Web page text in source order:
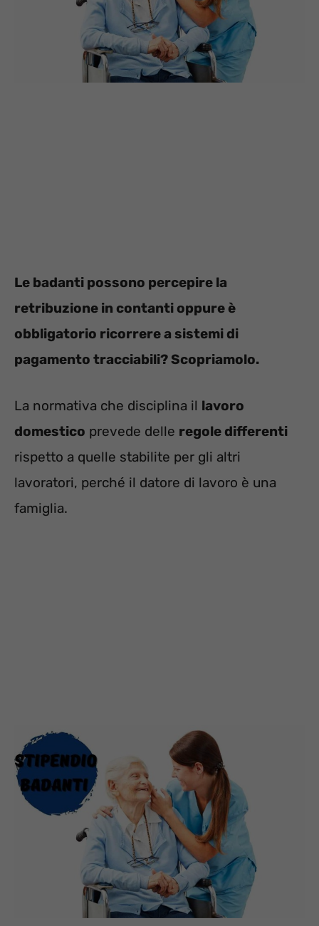
Le badanti possono percepire la
retribuzione in contanti oppure è
obbligatorio ricorrere a sistemi di
pagamento tracciabili? Scopriamolo.
La normativa che disciplina il lavoro
domestico prevede delle regole differenti
rispetto a quelle stabilite per gli altri
lavoratori, perché il datore di lavoro è una
famiglia.